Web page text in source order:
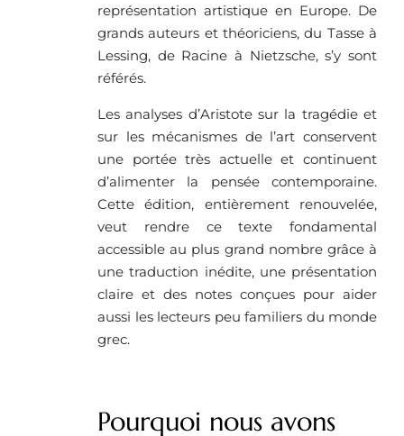
représentation artistique en Europe. De
grands auteurs et théoriciens, du Tasse à
Lessing, de Racine à Nietzsche, s’y sont
référés.
Les analyses d’Aristote sur la tragédie et
sur les mécanismes de l’art conservent
une portée très actuelle et continuent
d’alimenter la pensée contemporaine.
Cette édition, entièrement renouvelée,
veut rendre ce texte fondamental
accessible au plus grand nombre grâce à
une traduction inédite, une présentation
claire et des notes conçues pour aider
aussi les lecteurs peu familiers du monde
grec.
Pourquoi nous avons